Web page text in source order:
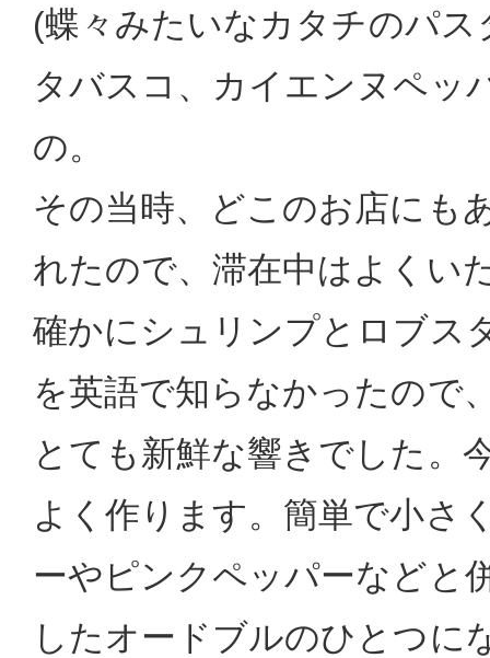
(蝶々みたいなカタチのパ
タバスコ、カイエンヌペッ
の。
その当時、どこのお店にも
れたので、滞在中はよくい
確かにシュリンプとロブス
を英語で知らなかったので
とても新鮮な響きでした。
よく作ります。簡単で小さ
ーやピンクペッパーなどと
したオードブルのひとつに